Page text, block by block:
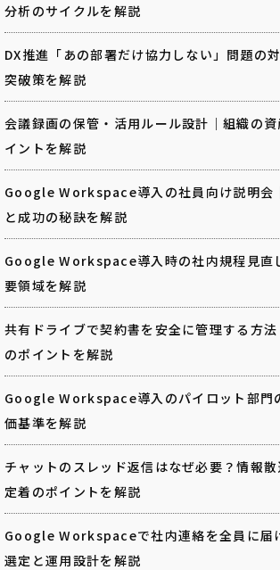
分析のサイクルを解説
DX推進「あの部署だけ協力しない」問題の
突破策を解説
会議録画の保管・活用ルール設計｜組織の
イントを解説
Google Workspace導入の社員向け説明会
と成功の秘訣を解説
Google Workspace導入時の社内規程見直
要領域を解説
共有ドライブで契約書を安全に管理する方
のポイントを解説
Google Workspace導入のパイロット部門
価基準を解説
チャットのスレッド返信はなぜ必要？情報
定着のポイントを解説
Google Workspaceで社内連絡を全員に届
選定と運用設計を解説